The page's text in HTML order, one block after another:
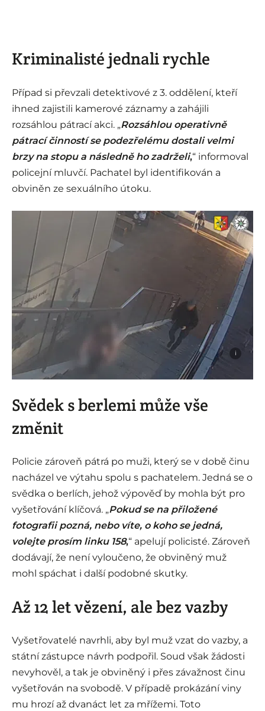
Kriminalisté jednali rychle
Případ si převzali detektivové z 3. oddělení, kteří
ihned zajistili kamerové záznamy a zahájili
rozsáhlou pátrací akci. „Rozsáhlou operativně
pátrací činností se podezřelému dostali velmi
brzy na stopu a následně ho zadrželi,“ informoval
policejní mluvčí. Pachatel byl identifikován a
obviněn ze sexuálního útoku.
i
Svědek s berlemi může vše
změnit
Policie zároveň pátrá po muži, který se v době činu
nacházel ve výtahu spolu s pachatelem. Jedná se o
svědka o berlích, jehož výpověď by mohla být pro
vyšetřování klíčová. „Pokud se na přiložené
fotografii pozná, nebo víte, o koho se jedná,
volejte prosím linku 158,“ apelují policisté. Zároveň
dodávají, že není vyloučeno, že obviněný muž
mohl spáchat i další podobné skutky.
Až 12 let vězení, ale bez vazby
Vyšetřovatelé navrhli, aby byl muž vzat do vazby, a
státní zástupce návrh podpořil. Soud však žádosti
nevyhověl, a tak je obviněný i přes závažnost činu
vyšetřován na svobodě. V případě prokázání viny
mu hrozí až dvanáct let za mřížemi. Toto